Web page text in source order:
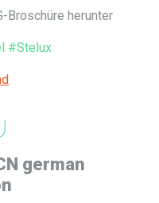
Broschüre herunter
#Stelux
german